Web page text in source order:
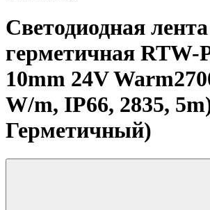
Светодиодная лента
герметичная RTW-
10mm 24V
W/m, IP66, 2835,
Герметичный)